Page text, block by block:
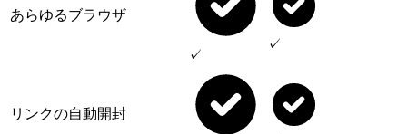
あらゆるブラウザ
✓
✓
リンクの自動開封